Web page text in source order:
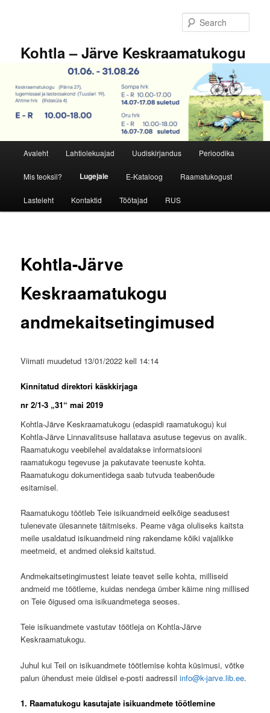
Kohtla – Järve Keskraamatukogu
Avaleht Lahtiolekuajad Uudiskirjandus Perioodika
Mis teoksil? Lugejale E-Kataloog Raamatukogust
Lasteleht Kontaktid Töötajad RUS
Kohtla-Järve
Keskraamatukogu
andmekaitsetingimused
Viimati muudetud 13/01/2022 kell 14:14
Kinnitatud direktori käskkirjaga
nr 2/1-3 „31“ mai 2019
Kohtla-Järve Keskraamatukogu (edaspidi raamatukogu) kui
Kohtla-Järve Linnavalitsuse hallatava asutuse tegevus on avalik.
Raamatukogu veebilehel avaldatakse informatsiooni
raamatukogu tegevuse ja pakutavate teenuste kohta.
Raamatukogu dokumentidega saab tutvuda teabenõude
esitamisel.
Raamatukogu töötleb Teie isikuandmeid eelkõige seadusest
tulenevate ülesannete täitmiseks. Peame väga oluliseks kaitsta
meile usaldatud isikuandmeid ning rakendame kõiki vajalikke
meetmeid, et andmed oleksid kaitstud.
Andmekaitsetingimustest leiate teavet selle kohta, milliseid
andmeid me töötleme, kuidas nendega ümber käime ning millised
on Teie õigused oma isikuandmetega seoses.
Teie isikuandmete vastutav töötleja on Kohtla-Järve
Keskraamatukogu.
Juhul kui Teil on isikuandmete töötlemise kohta küsimusi, võtke
palun ühendust meie üldisel e-posti aadressilinfo@k-jarve.lib.ee.
1. Raamatukogu kasutajate isikuandmete töötlemine